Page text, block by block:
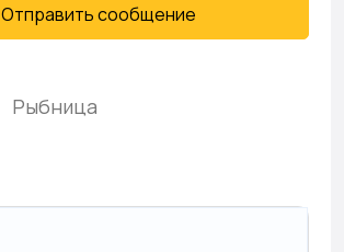
Отправить сообщение
Рыбница